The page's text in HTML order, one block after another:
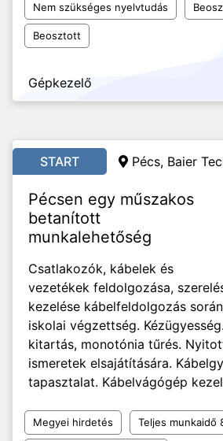
Nem szükséges nyelvtudás
Beosztott
Gépkezelő
START Pécs, Baier
Pécsen egy műszakos
betanított
munkalehetőség
Csatlakozók, kábelek és
vezetékek feldolgozása,
kezelése kábelfeldolgozás
iskolai végzettség.
kitartás, monotónia tűrés.
ismeretek elsajátítására.
tapasztalat. Kábelvágógép
Megyei hirdetés Teljes munkaidő